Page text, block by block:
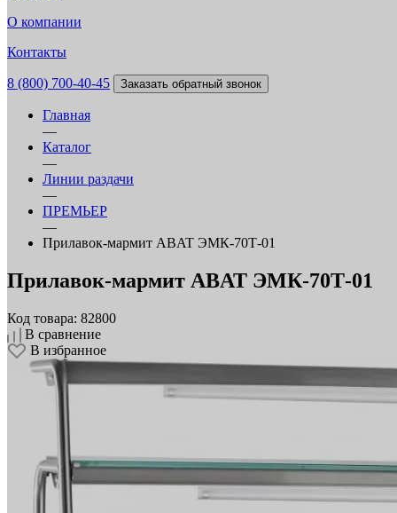
О компании
Контакты
8 (800) 700-40-45 Заказать обратный звонок
Главная
—
Каталог
—
Линии раздачи
—
ПРЕМЬЕР
—
Прилавок‑мармит ABAT ЭМК‑70Т‑01
Прилавок‑мармит ABAT ЭМК‑70Т‑01
Код товара: 82800
В сравнение
В избранное